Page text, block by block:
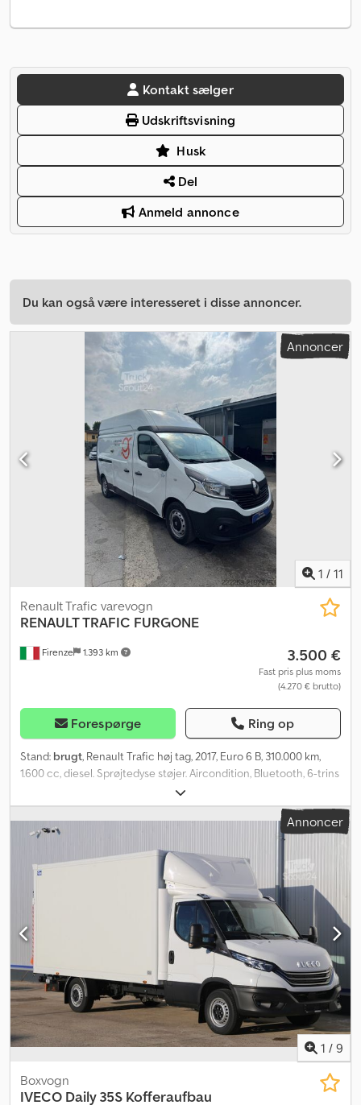
Kontakt sælger
Udskriftsvisning
Husk
Del
Anmeld annonce
Du kan også være interesseret i disse annoncer.
Annoncer
1 / 11
Firenze 1.393 km
Renault Trafic varevogn
RENAULT TRAFIC FURGONE
3.500 €
Fast pris plus moms
(4.270 € brutto)
Forespørge Ring op
Stand: brugt, Renault Trafic høj tag, 2017, Euro 6 B, 310.000 km,
1.600 cc, diesel. Sprøjtedyse støjer. Aircondition, Bluetooth, 6-trins
manuel gearkasse, 3 sæder. Ladmål: længde 290 cm, bredde 160
cm, højde 190 cm. Bytte kan overvejes. Pris: € 3.500 plus moms.
Plads Firenze. Chjdpfx Afey Sg Ixetsa
Annoncer
1 / 9
Boxvogn
IVECO Daily 35S Kofferaufbau